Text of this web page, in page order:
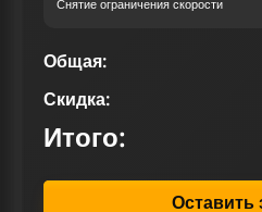
Снятие ограничения скорости
Общая:
Скидка:
Итого:
Оставить